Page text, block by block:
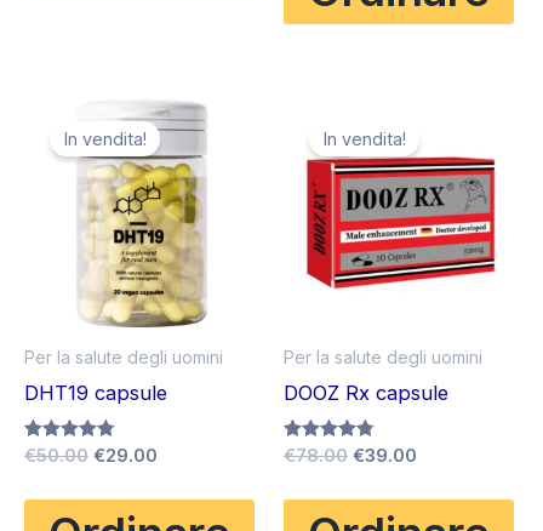
In vendita!
Per la salute degli uomini
DHT19 capsule
Valutato
€50.00 Il
originale
era:
€29.00
attuale
è:
In vendita!
Per la salute degli uomini
DOOZ Rx capsule
Valutato
€78.00 Il
originale
era:
€39.00
attuale
è: